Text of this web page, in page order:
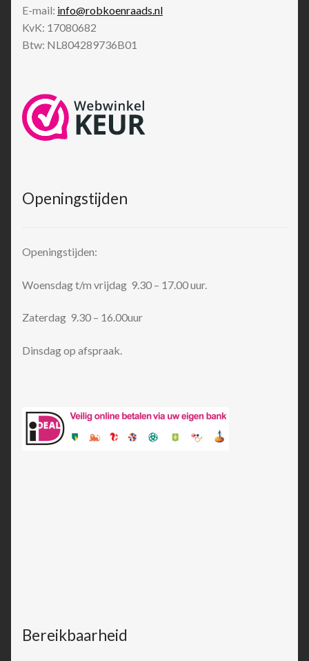
E-mail: info@robkoenraads.nl
KvK: 17080682
Btw: NL804289736B01
Openingstijden
Openingstijden:
Woensdag t/m vrijdag 9.30 – 17.00 uur.
Zaterdag 9.30 – 16.00uur
Dinsdag op afspraak.
Bereikbaarheid